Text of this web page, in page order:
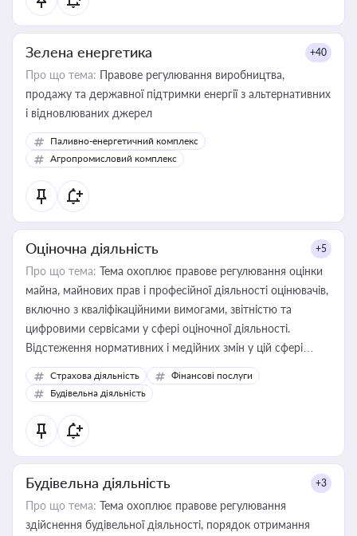
Зелена енергетика +40
Про що тема: Правове регулювання виробництва,
продажу та державної підтримки енергії з альтернативних
і відновлюваних джерел
Паливно-енергетичний комплекс
Агропромисловий комплекс
Оціночна діяльність +5
Про що тема: Тема охоплює правове регулювання оцінки
майна, майнових прав і професійної діяльності оцінювачів,
включно з кваліфікаційними вимогами, звітністю та
цифровими сервісами у сфері оціночної діяльності.
Відстеження нормативних і медійних змін у цій сфері
корисне для власника бізнесу, керівника, юриста або
бухгалтера під час оподаткування, приватизації, оренди
державного майна, корпоративних угод і перевірки
статусу суб'єктів оціночної діяльності
Страхова діяльність
Фінансові послуги
Будівельна діяльність
Будівельна діяльність +3
Про що тема: Тема охоплює правове регулювання
здійснення будівельної діяльності, порядок отримання